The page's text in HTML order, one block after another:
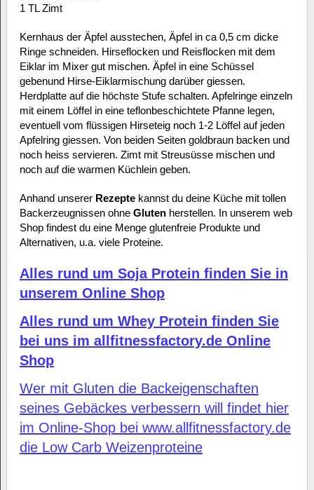
1 TL Zimt
Kernhaus der Äpfel ausstechen, Äpfel in ca 0,5 cm dicke
Ringe schneiden. Hirseflocken und Reisflocken mit dem
Eiklar im Mixer gut mischen. Äpfel in eine Schüssel
gebenund Hirse-Eiklarmischung darüber giessen.
Herdplatte auf die höchste Stufe schalten. Apfelringe einzeln
mit einem Löffel in eine teflonbeschichtete Pfanne legen,
eventuell vom flüssigen Hirseteig noch 1-2 Löffel auf jeden
Apfelring giessen. Von beiden Seiten goldbraun backen und
noch heiss servieren. Zimt mit Streusüsse mischen und
noch auf die warmen Küchlein geben.
Anhand unserer Rezeptekannst du deine Küche mit tollen
Backerzeugnissen ohne Glutenherstellen. In unserem web
Shop findest du eine Menge glutenfreie Produkte und
Alternativen, u.a. viele Proteine.
Alles rund um Soja Protein finden Sie in
unserem Online Shop
Alles rund um Whey Protein finden Sie
bei uns im allfitnessfactory.de Online
Shop
Wer mit Gluten die Backeigenschaften
seines Gebäckes verbessern will findet hier
im Online-Shop bei www.allfitnessfactory.de
die Low Carb Weizenproteine